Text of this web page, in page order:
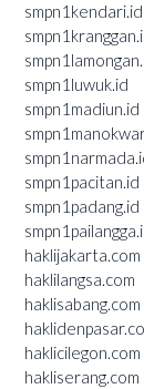
smpn1kendari.id
smpn1luwuk.id
smpn1madiun.id
smpn1pacitan.id
smpn1padang.id
haklijakarta.com
haklilangsa.com
haklisabang.com
haklicilegon.com
hakliserang.com